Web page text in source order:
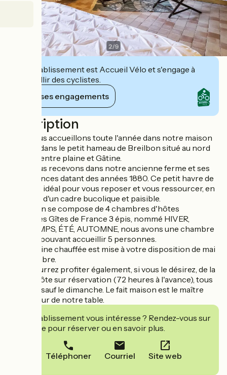
2/9
Cet établissement est Accueil Vélo et s'engage à
accueillir des cyclistes.
Voir ses engagements
Description
Nous vous accueillons toute l'année dans notre maison
d'hôtes, dans le petit hameau de Breilbon situé au nord
de Niort entre plaine et Gâtine.
Nous vous recevons dans notre ancienne ferme et ses
dépendances datant des années 1880. Ce petit havre de
paix sera idéal pour vous reposer et vous ressourcer, en
profitant d'un cadre bucolique et paisible.
La maison se compose de 4 chambres d'hôtes
labellisées Gîtes de France 3 épis, nommé HIVER,
PRINTEMPS, ÉTÉ, AUTOMNE, nous avons une chambre
familiale pouvant accueillir 5 personnes.
Une piscine chauffée est mise à votre disposition de mai
à septembre.
Vous pourrez profiter également, si vous le désirez, de la
table d'hôte sur réservation (72 heures à l'avance), tous
les jours sauf le dimanche. Le fait maison est le maître
mot autour de notre table.
Cet établissement vous intéresse ? Rendez-vous sur
leur site pour réserver ou en savoir plus.
Téléphoner Courriel Site web